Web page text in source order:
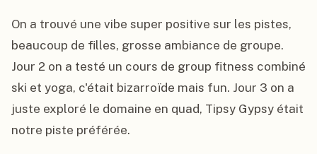
On a trouvé une vibe super positive sur les pistes,
beaucoup de filles, grosse ambiance de groupe.
Jour 2 on a testé un cours de group fitness combiné
ski et yoga, c'était bizarroïde mais fun. Jour 3 on a
juste exploré le domaine en quad, Tipsy Gypsy était
notre piste préférée.